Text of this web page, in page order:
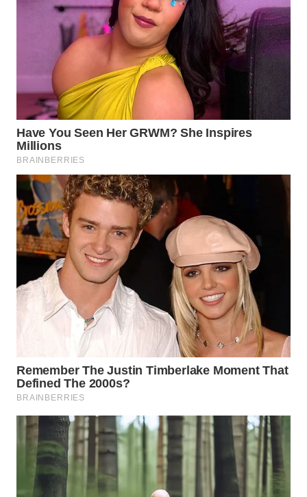
BINTAN
WN
MANDALIKA
WN
LIKUPANG
WN
LABUANBAJO
WN
BORNEO
Wahana
Group
WAHANA
NEWS
WAHANA
TANI
WAHANA